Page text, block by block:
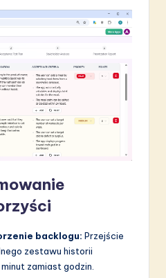
backlogu: Przejście
zestawu historii
zamiast godzin.